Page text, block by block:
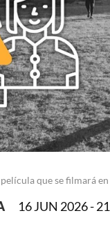
que se filmará
16 JUN 2026 -